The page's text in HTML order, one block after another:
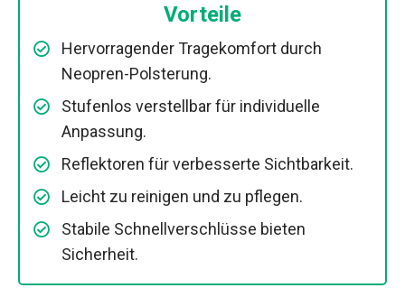
Vorteile
Hervorragender Tragekomfort durch
Neopren-Polsterung.
Stufenlos verstellbar für individuelle
Anpassung.
Reflektoren für verbesserte Sichtbarkeit.
Leicht zu reinigen und zu pflegen.
Stabile Schnellverschlüsse bieten
Sicherheit.